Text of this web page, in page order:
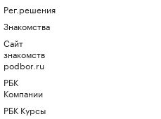
Рег.решения
Знакомства
Сайт
знакомств
podbor.ru
РБК
Компании
РБК Курсы